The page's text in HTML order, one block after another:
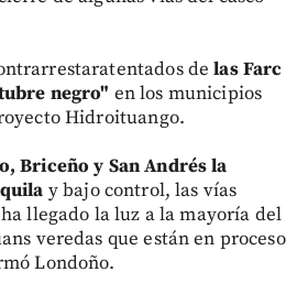
delas Farc
negro" en los municipios
Hidroituango.
Briceño y San Andrés la
y bajo control, las vías
llegado la luz a la mayoría del
veredas que están en proceso
Londoño.